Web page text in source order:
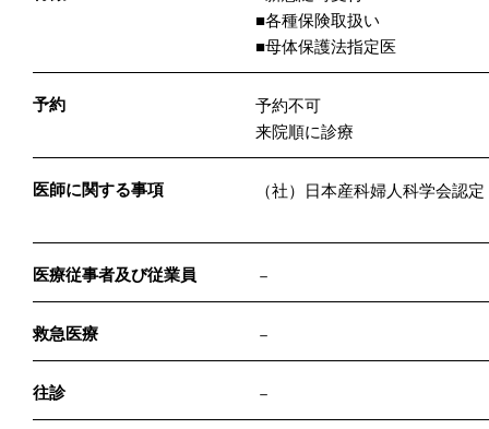
■各種保険取扱い
■母体保護法指定医
予約
予約不可
来院順に診療
医師に関する事項 （社）日本産科婦人科学会
医療従事者及び従業員 －
救急医療 －
往診 －